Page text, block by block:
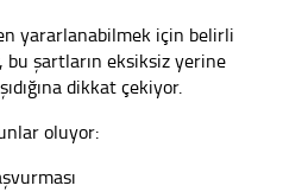
yararlanabilmek için belirli
bu şartların eksiksiz yerine
dikkat çekiyor.
oluyor: